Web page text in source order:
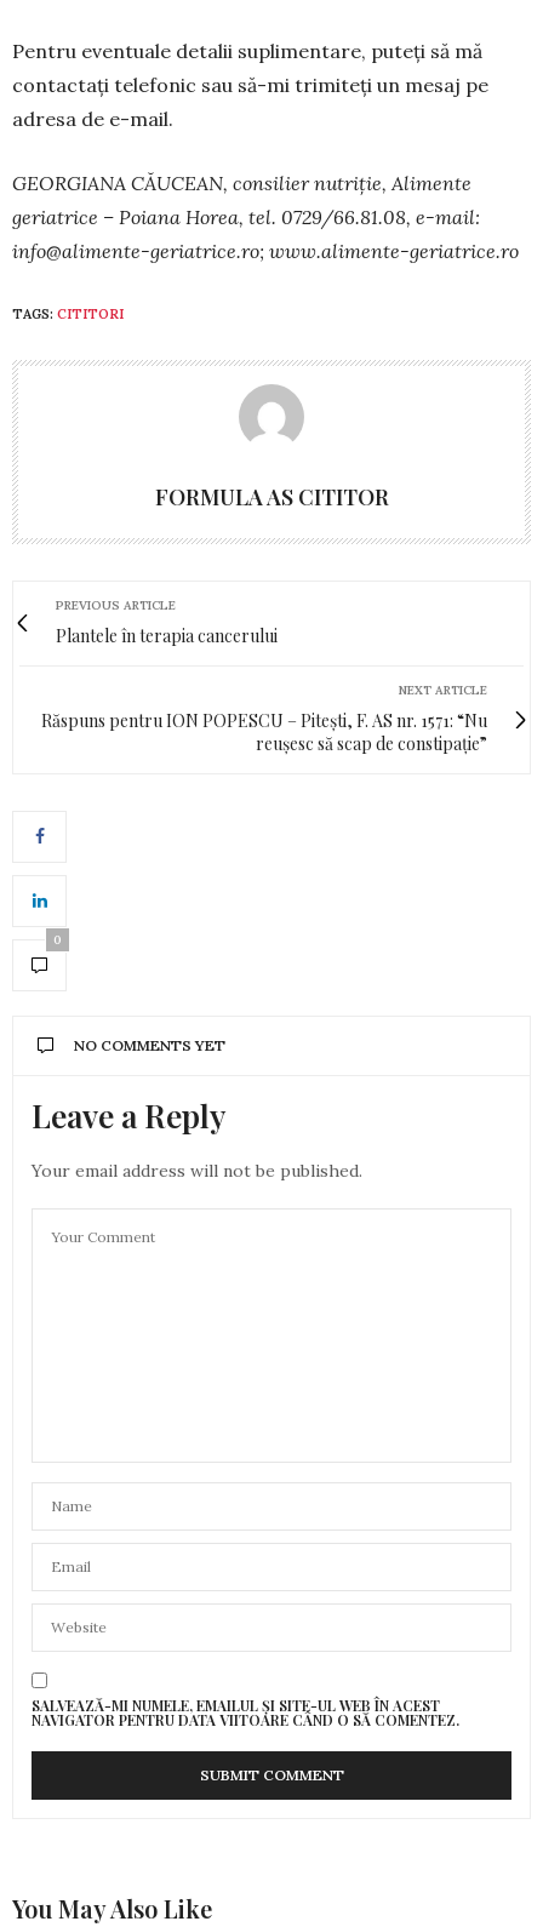
Pentru eventuale detalii suplimentare, puteți să mă
contactați telefonic sau să-mi trimiteți un mesaj pe
adresa de e-mail.
GEORGIANA CĂUCEAN, consilier nutriţie, Alimente
geriatrice – Poiana Horea, tel. 0729/66.81.08, e-mail:
info@alimente-geriatrice.ro; www.alimente-geriatrice.ro
TAGS: CITITORI
FORMULA AS CITITOR
PREVIOUS ARTICLE
Plantele în terapia cancerului
NEXT ARTICLE
Răspuns pentru ION POPESCU – Pitești, F. AS nr. 1571: “Nu
reușesc să scap de constipație”
0
NO COMMENTS YET
Leave a Reply
Your email address will not be published.
SALVEAZĂ-MI NUMELE, EMAILUL ȘI SITE-UL WEB ÎN ACEST
NAVIGATOR PENTRU DATA VIITOARE CÂND O SĂ COMENTEZ.
You May Also Like